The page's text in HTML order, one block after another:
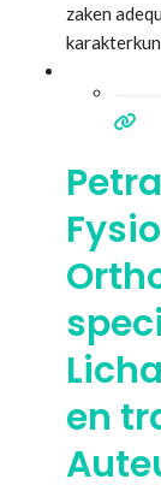
zaken
mentale
en